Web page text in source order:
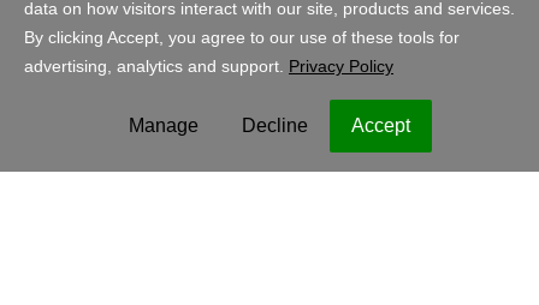
France - Français EUR